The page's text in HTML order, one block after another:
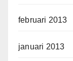
februari 2013
januari 2013